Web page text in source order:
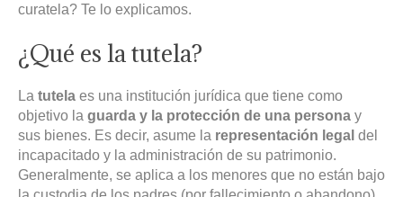
curatela? Te lo explicamos.
¿Qué es la tutela?
La tutela es una institución jurídica que tiene como
objetivo la guarda y la protección de una persona y
sus bienes. Es decir, asume la representación legal del
incapacitado y la administración de su patrimonio.
Generalmente, se aplica a los menores que no están bajo